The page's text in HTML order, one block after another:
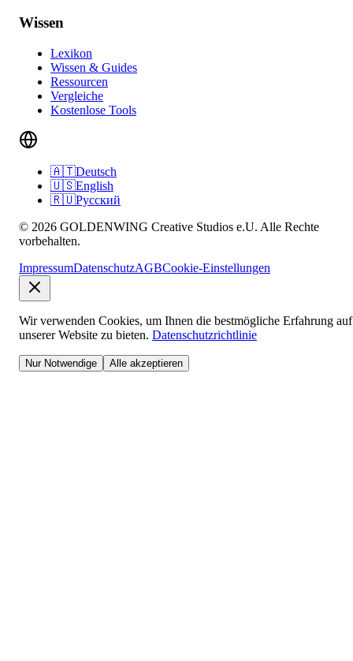
Wissen
Lexikon
Wissen & Guides
Ressourcen
Vergleiche
Kostenlose Tools
🇦🇹Deutsch
🇺🇸English
🇷🇺Русский
© 2026 GOLDENWING Creative Studios e.U. Alle Rechte
vorbehalten.
ImpressumDatenschutzAGBCookie-Einstellungen
Wir verwenden Cookies, um Ihnen die bestmögliche Erfahrung auf
unserer Website zu bieten. Datenschutzrichtlinie
Nur Notwendige Alle akzeptieren